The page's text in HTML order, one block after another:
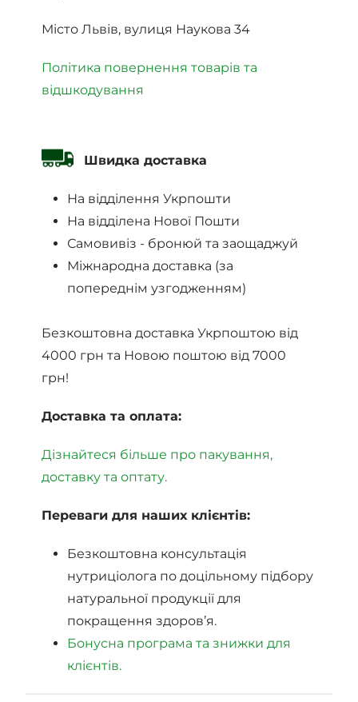
Місто Львів, вулиця Наукова 34
Політика повернення товарів та
відшкодування
Швидка доставка
На відділення Укрпошти
На відділена Нової Пошти
Самовивіз - бронюй та заощаджуй
Міжнародна доставка (за
попереднім узгодженням)
Безкоштовна доставка Укрпоштою від
4000 грн та Новою поштою від 7000
грн!
Доставка та оплата:
Дізнайтеся більше про пакування,
доставку та оптату.
Переваги для наших клієнтів:
Безкоштовна консультація
нутриціолога по доцільному підбору
натуральної продукції для
покращення здоров’я.
Бонусна програма та знижки для
клієнтів.